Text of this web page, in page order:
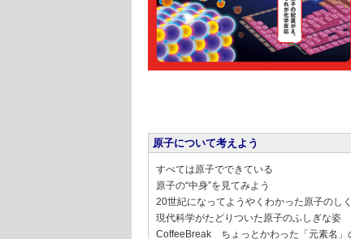
原子について考えよう
すべては原子でできている
原子の“中身”を見てみよう
20世紀になってようやくわかった原子のし
現代科学がたどりついた原子のふしぎな姿
CoffeeBreak ちょっとかわった「元素名」